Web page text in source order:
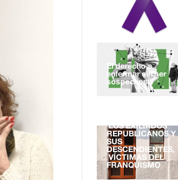
El derecho a
enfermar sin ser
sospechoso
LOS EXILIADOS
REPUBLICANOS Y
SUS
DESCENDIENTES,
VÍCTIMAS DEL
FRANQUISMO